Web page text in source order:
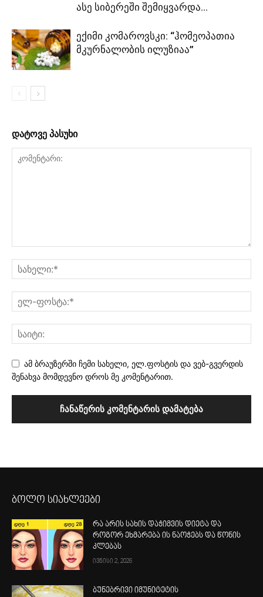
ასე სიბერეში შემიყვარდა...
ექიმი კომაროვსკი: “ჰომეოპათია
მკურნალობის ილუზიაა”
დატოვე პასუხი
ამ ბრაუზერში ჩემი სახელი, ელ.ფოსტის და ვებ-გვერდის
შენახვა მომდევნო დროს მე კომენტარით.
ბოლო სიახლეები
რა არის სახის დაჭიმვის დიეტა და
როგორ ეხმარება ის ნაოჭებს და წონის
კლებას
ივნისი 2, 2026
ბუნებრივი იმუნიტეტის